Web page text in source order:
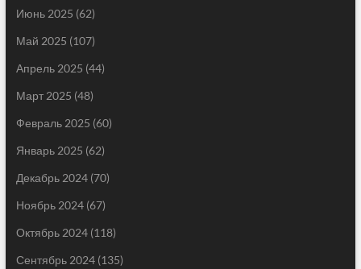
Июнь 2025 (62)
Май 2025 (107)
Апрель 2025 (44)
Март 2025 (48)
Февраль 2025 (60)
Январь 2025 (62)
Декабрь 2024(70)
Ноябрь 2024(67)
Октябрь 2024(118)
Сентябрь 2024(135)